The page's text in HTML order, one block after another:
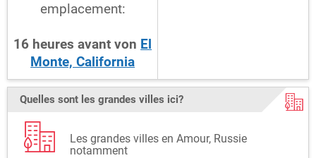
emplacement:
16 heures avant von El
Monte, California
Quelles sont les grandes villes ici?
Les grandes villes en Amour, Russie
notamment